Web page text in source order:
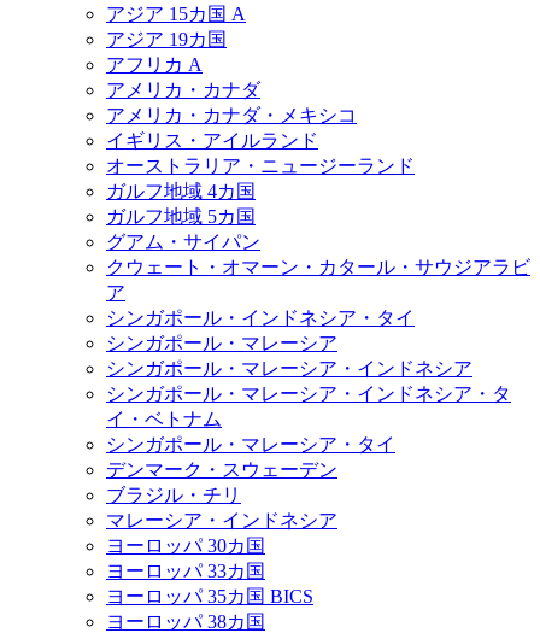
アジア 15カ国 A
アジア 19カ国
アフリカ A
アメリカ・カナダ
アメリカ・カナダ・メキシコ
イギリス・アイルランド
オーストラリア・ニュージーランド
ガルフ地域 4カ国
ガルフ地域 5カ国
グアム・サイパン
クウェート・オマーン・カタール・サウジアラビ
ア
シンガポール・インドネシア・タイ
シンガポール・マレーシア
シンガポール・マレーシア・インドネシア
シンガポール・マレーシア・インドネシア・タ
イ・ベトナム
シンガポール・マレーシア・タイ
デンマーク・スウェーデン
ブラジル・チリ
マレーシア・インドネシア
ヨーロッパ 30カ国
ヨーロッパ 33カ国
ヨーロッパ 35カ国 BICS
ヨーロッパ 38カ国